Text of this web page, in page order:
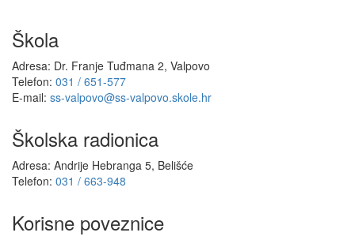
Škola
Adresa: Dr. Franje Tuđmana 2, Valpovo
Telefon: 031 / 651-577
E-mail: ss-valpovo@ss-valpovo.skole.hr
Školska radionica
Adresa: Andrije Hebranga 5, Belišće
Telefon: 031 / 663-948
Korisne poveznice